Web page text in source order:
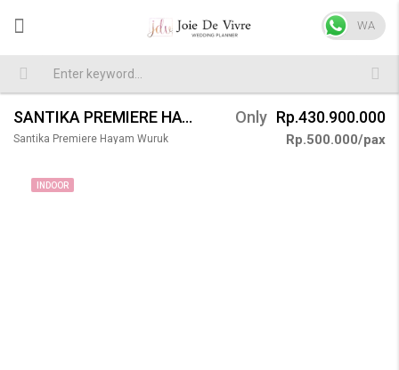
SANTIKA PREMIERE HAYAM WURUK WEDDING 300 PAX
Santika Premiere Hayam Wuruk
Only Rp.430.900.000
Rp.500.000/pax
INDOOR
WA